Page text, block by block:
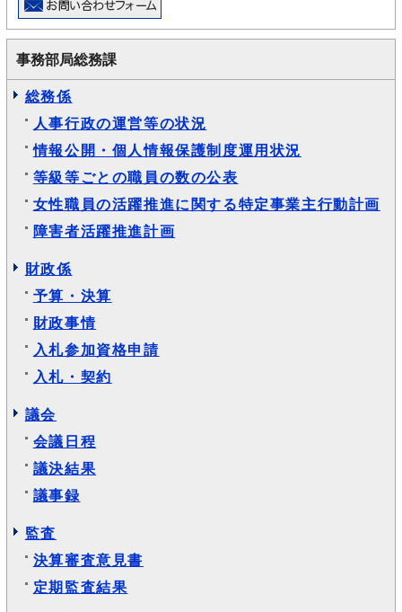
事務部局総務課
総務係
人事行政の運営等の状況
情報公開・個人情報保護制度運用状況
等級等ごとの職員の数の公表
女性職員の活躍推進に関する特定事業主行動計画
障害者活躍推進計画
財政係
予算・決算
財政事情
入札参加資格申請
入札・契約
議会
会議日程
議決結果
議事録
監査
決算審査意見書
定期監査結果